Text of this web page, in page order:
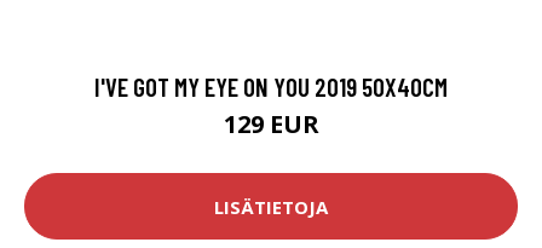
I'VE GOT MY EYE ON YOU 2019 50X40CM
129 EUR
LISÄTIETOJA